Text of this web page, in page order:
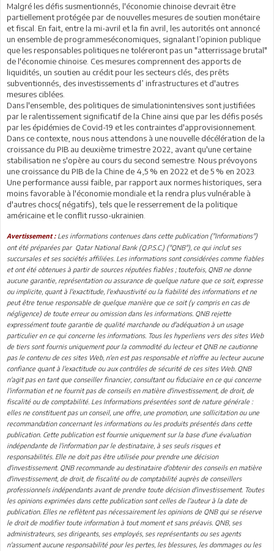
Malgré les défis susmentionnés, l'économie chinoise devrait être
partiellement protégée par de nouvelles mesures de soutien monétaire
et fiscal. En fait, entre la mi-avril et la fin avril, les autorités ont annoncé
un ensemble de programmeséconomiques, signalant l’opinion publique
que les responsables politiques ne toléreront pas un "atterrissage brutal"
de l'économie chinoise. Ces mesures comprennent des apports de
liquidités, un soutien au crédit pour les secteurs clés, des prêts
subventionnés, des investissements d’ infrastructures et d'autres
mesures ciblées.
Dans l'ensemble, des politiques de simulationintensives sont justifiées
par le ralentissement significatif de la Chine ainsi que par les défis posés
par les épidémies de Covid-19 et les contraintes d'approvisionnement.
Dans ce contexte, nous nous attendons à une nouvelle décélération de la
croissance du PIB au deuxième trimestre 2022, avant qu'une certaine
stabilisation ne s'opère au cours du second semestre. Nous prévoyons
une croissance du PIB de la Chine de 4,5 % en 2022 et de 5 % en 2023.
Une performance aussi faible, par rapport aux normes historiques, sera
moins favorable à l'économie mondiale et la rendra plus vulnérable à
d'autres chocs( négatifs), tels que le resserrement de la politique
américaine et le conflit russo-ukrainien.
Avertissement :Les informations contenues dans cette publication ("Informations")
ont été préparées par Qatar National Bank (Q.P.S.C.) ("QNB"), ce qui inclut ses
succursales et ses sociétés affiliées. Les informations sont considérées comme fiables
et ont été obtenues à partir de sources réputées fiables ; toutefois, QNB ne donne
aucune garantie, représentation ou assurance de quelque nature que ce soit, expresse
ou implicite, quant à l'exactitude, l'exhaustivité ou la fiabilité des informations et ne
peut être tenue responsable de quelque manière que ce soit (y compris en cas de
négligence) de toute erreur ou omission dans les informations. QNB rejette
expressément toute garantie de qualité marchande ou d'adéquation à un usage
particulier en ce qui concerne les informations. Tous les hyperliens vers des sites Web
de tiers sont fournis uniquement pour la commodité du lecteur et QNB ne cautionne
pas le contenu de ces sites Web, n'en est pas responsable et n'offre au lecteur aucune
confiance quant à l'exactitude ou aux contrôles de sécurité de ces sites Web. QNB
n'agit pas en tant que conseiller financier, consultant ou fiduciaire en ce qui concerne
l'information et ne fournit pas de conseils en matière d'investissement, de droit, de
fiscalité ou de comptabilité. Les Informations présentées sont de nature générale :
elles ne constituent pas un conseil, une offre, une promotion, une sollicitation ou une
recommandation concernant les informations ou les produits présentés dans cette
publication. Cette publication est fournie uniquement sur la base d'une évaluation
indépendante de l'information par le destinataire, à ses seuls risques et
responsabilités. Elle ne doit pas être utilisée pour prendre une décision
d'investissement. QNB recommande au destinataire d'obtenir des conseils en matière
d'investissement, de droit, de fiscalité ou de comptabilité auprès de conseillers
professionnels indépendants avant de prendre toute décision d'investissement. Toutes
les opinions exprimées dans cette publication sont celles de l'auteur à la date de
publication. Elles ne reflètent pas nécessairement les opinions de QNB qui se réserve
le droit de modifier toute information à tout moment et sans préavis. QNB, ses
administrateurs, ses dirigeants, ses employés, ses représentants ou ses agents
n'assument aucune responsabilité pour les pertes, les blessures, les dommages ou les